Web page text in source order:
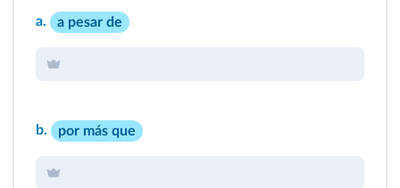
a. a pesar de
b. por más que